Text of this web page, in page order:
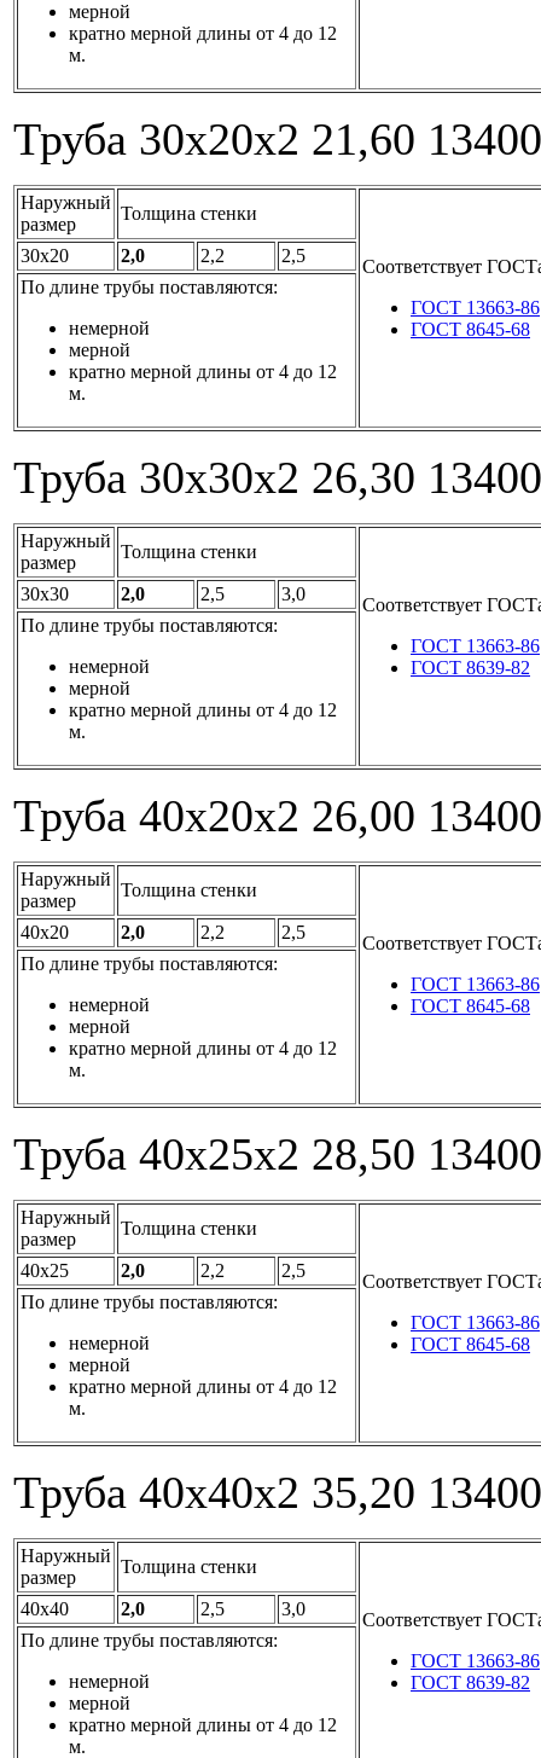
мерной
кратно мерной длины от 4 до 12
м.
Труба 30x20x2 21,60 13400
Наружный
размер
Толщина стенки
Соответствует
ГОСТ 13663-86
ГОСТ 8645-68
30x20 2,0 2,2
2,5
По длине трубы поставляются:
немерной
мерной
кратно мерной длины от 4 до 12
м.
Труба 30x30x2 26,30 13400
Наружный
размер
Толщина стенки
Соответствует
ГОСТ 13663-86
ГОСТ 8639-82
30x30 2,0 2,5
3,0
По длине трубы поставляются:
немерной
мерной
кратно мерной длины от 4 до 12
м.
Труба 40x20x2 26,00 13400
Наружный
размер
Толщина стенки
Соответствует
ГОСТ 13663-86
ГОСТ 8645-68
40x20 2,0 2,2
2,5
По длине трубы поставляются:
немерной
мерной
кратно мерной длины от 4 до 12
м.
Труба 40x25x2 28,50 13400
Наружный
размер
Толщина стенки
Соответствует
ГОСТ 13663-86
ГОСТ 8645-68
40x25 2,0 2,2
2,5
По длине трубы поставляются:
немерной
мерной
кратно мерной длины от 4 до 12
м.
Труба 40x40x2 35,20 13400
Наружный
размер
Толщина стенки
Соответствует
ГОСТ 13663-86
ГОСТ 8639-82
40x40 2,0 2,5
3,0
По длине трубы поставляются:
немерной
мерной
кратно мерной длины от 4 до 12
м.